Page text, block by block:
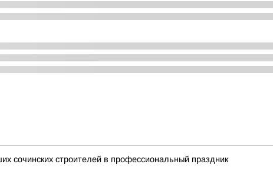
сочинских строителей в профессиональный праздник